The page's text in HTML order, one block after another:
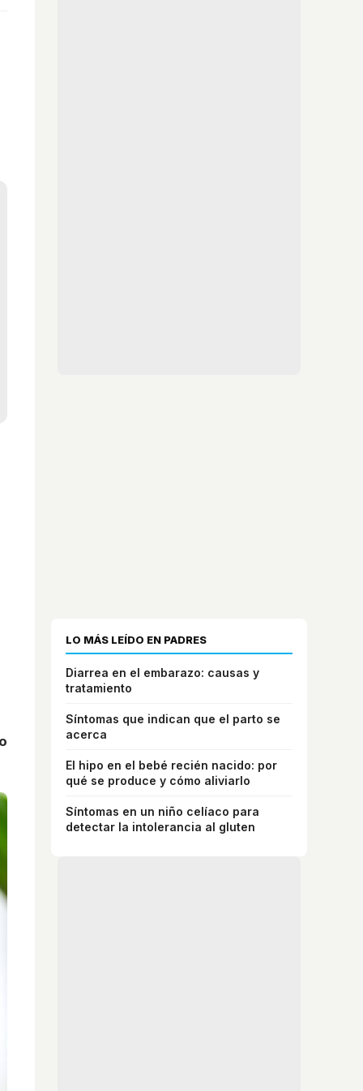
LO MÁS LEÍDO EN PADRES
Diarrea en el embarazo: causas y
tratamiento
Síntomas que indican que el parto se
acerca
El hipo en el bebé recién nacido: por
qué se produce y cómo aliviarlo
Síntomas en un niño celíaco para
detectar la intolerancia al gluten